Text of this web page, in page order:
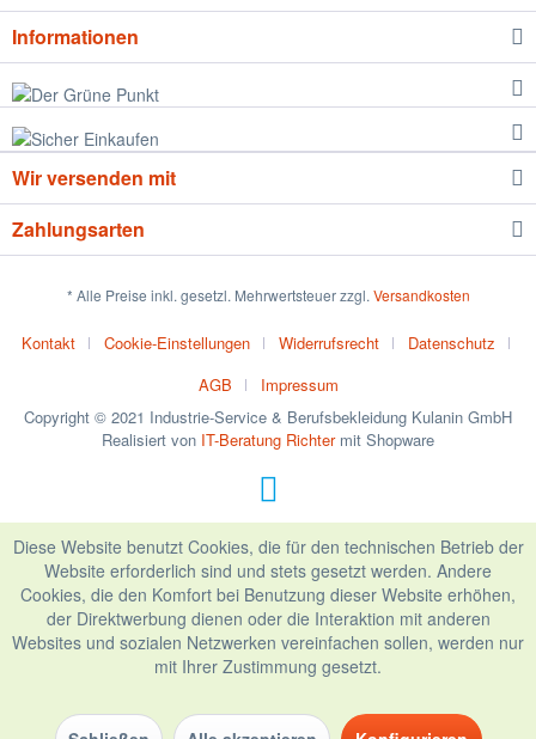
Informationen
Wir versenden mit
Zahlungsarten
* Alle Preise inkl. gesetzl. Mehrwertsteuer zzgl. Versandkosten
Kontakt Cookie-Einstellungen Widerrufsrecht
Datenschutz
AGB
Impressum
Copyright © 2021 Industrie-Service & Berufsbekleidung Kulanin GmbH
Realisiert von IT-Beratung Richtermit Shopware
Diese Website benutzt Cookies, die für den technischen Betrieb der
Website erforderlich sind und stets gesetzt werden. Andere
Cookies, die den Komfort bei Benutzung dieser Website erhöhen,
der Direktwerbung dienen oder die Interaktion mit anderen
Websites und sozialen Netzwerken vereinfachen sollen, werden nur
mit Ihrer Zustimmung gesetzt.